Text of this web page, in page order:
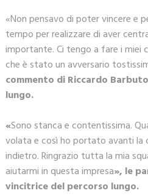
«Non pensavo di poter vincere e
tempo per realizzare di aver
importante. Ci tengo a fare i miei
che è stato un avversario
commento di Riccardo
lungo.
«Sono stanca e contentissima.
volata e così ho portato avanti la
indietro. Ringrazio tutta la mia
aiutarmi in questa impresa», le
vincitrice del percorso lungo.